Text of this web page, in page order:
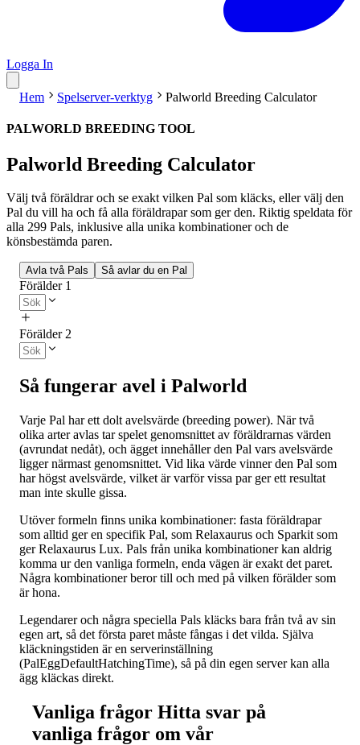
Logga In
Hem Spelserver-verktyg Palworld Breeding Calculator
PALWORLD BREEDING TOOL
Palworld Breeding Calculator
Välj två föräldrar och se exakt vilken Pal som kläcks, eller välj den
Pal du vill ha och få alla föräldrapar som ger den. Riktig speldata för
alla 299 Pals, inklusive alla unika kombinationer och de
könsbestämda paren.
Avla två Pals Så avlar du en Pal
Förälder 1
Förälder 2
Så fungerar avel i Palworld
Varje Pal har ett dolt avelsvärde (breeding power). När två
olika arter avlas tar spelet genomsnittet av föräldrarnas värden
(avrundat nedåt), och ägget innehåller den Pal vars avelsvärde
ligger närmast genomsnittet. Vid lika värde vinner den Pal som
har högst avelsvärde, vilket är varför vissa par ger ett resultat
man inte skulle gissa.
Utöver formeln finns unika kombinationer: fasta föräldrapar
som alltid ger en specifik Pal, som Relaxaurus och Sparkit som
ger Relaxaurus Lux. Pals från unika kombinationer kan aldrig
komma ur den vanliga formeln, enda vägen är exakt det paret.
Några kombinationer beror till och med på vilken förälder som
är hona.
Legendarer och några speciella Pals kläcks bara från två av sin
egen art, så det första paret måste fångas i det vilda. Själva
kläckningstiden är en serverinställning
(PalEggDefaultHatchingTime), så på din egen server kan alla
ägg kläckas direkt.
Vanliga frågor Hitta svar på
vanliga frågor om vår